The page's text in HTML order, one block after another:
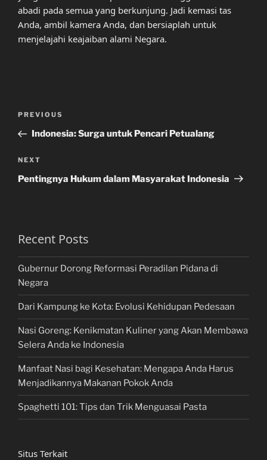
abadi pada semua yang berkunjung. Jadi kemasi tas
Anda, ambil kamera Anda, dan bersiaplah untuk
menjelajahi keajaiban alami Negara.
Previous
Post
PREVIOUS
Indonesia: Surga untuk Pencari Petualang
Next
Post
NEXT
Pentingnya Hukum dalam Masyarakat Indonesia
Recent Posts
Gubernur Dorong Reformasi Peradilan Pidana di
Negara
Dari Kampung ke Kota: Evolusi Kehidupan Pedesaan
Nasi Goreng: Kenikmatan Kuliner yang Akan Membawa
Selera Anda ke Indonesia
Manfaat Nasi bagi Kesehatan: Mengapa Anda Harus
Menjadikannya Makanan Pokok Anda
Spaghetti 101: Tips dan Trik Menguasai Pasta
Situs Terkait